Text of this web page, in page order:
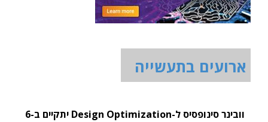
ארועים בתעשייה
וובינר סינופסיס ל-Design Optimization יתקיים ב-6